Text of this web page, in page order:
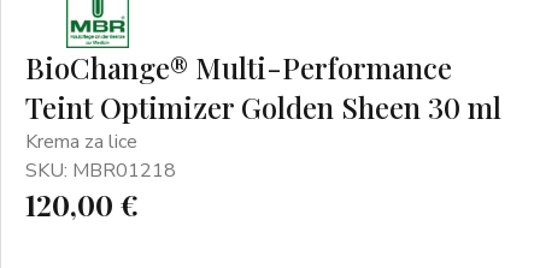
BioChange® Multi-Performance
Teint Optimizer Golden Sheen 30 ml
Krema za lice
SKU: MBR01218
120,00 €